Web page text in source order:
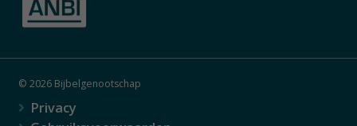
© 2026 Bijbelgenootschap
Privacy